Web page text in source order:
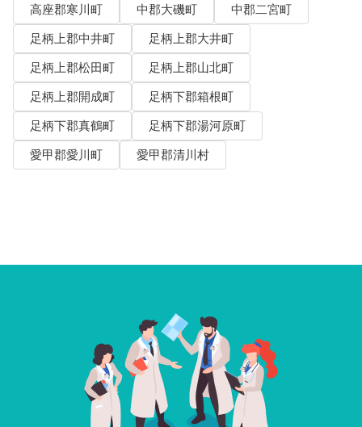
高座郡寒川町
中郡大磯町
中郡二宮町
足柄上郡中井町
足柄上郡大井町
足柄上郡松田町
足柄上郡山北町
足柄上郡開成町
足柄下郡箱根町
足柄下郡真鶴町
足柄下郡湯河原町
愛甲郡愛川町
愛甲郡清川村